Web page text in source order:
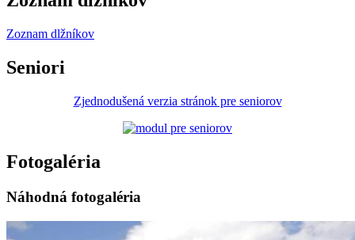
Zoznam dlžníkov
Seniori
Zjednodušená verzia stránok pre seniorov
Fotogaléria
Náhodná fotogaléria